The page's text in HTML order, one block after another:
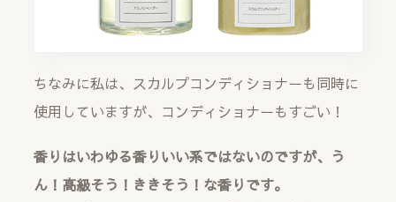
ちなみに私は、スカルプコンディショナーも同時に
使用していますが、コンディショナーもすごい！
香りはいわゆる香りいい系ではないのですが、う
ん！高級そう！ききそう！な香りです。